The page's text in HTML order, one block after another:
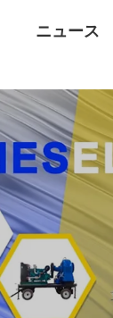
ニュース